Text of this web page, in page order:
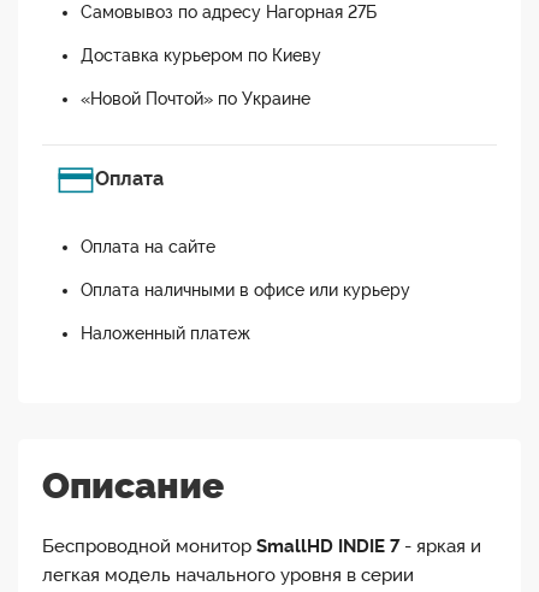
Самовывоз по адресу Нагорная 27Б
Доставка курьером по Киеву
«Новой Почтой» по Украине
Оплата
Оплата на сайте
Оплата наличными в офисе или курьеру
Наложенный платеж
Описание
Беспроводной монитор SmallHD INDIE 7- яркая и
легкая модель начального уровня в серии